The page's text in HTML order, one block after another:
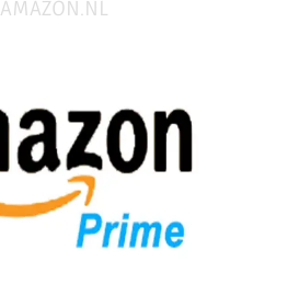
AMAZON.NL